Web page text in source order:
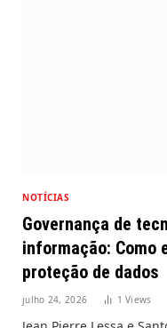
NOTÍCIAS
Governança de
informação: Como
proteção de dados
julho 24, 2026 1Views